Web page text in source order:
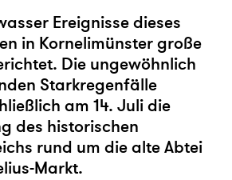
Ereignisse dieses
in Kornelimünster große
Die ungewöhnlich
Starkregenfälle
am 14. Juli die
des historischen
rund um die alte Abtei
Markt.